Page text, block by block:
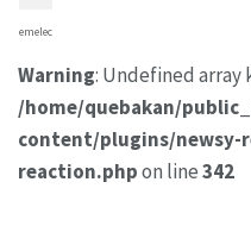
emelec
Warning: Undefined array
/home/quebakan/
content/plugins/newsy-
reaction.phpon line342